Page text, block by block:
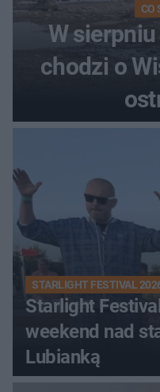
CO
W
chodzi o
STARLIGHT FESTIVAL
Starlight
weekend nad
Lubianką